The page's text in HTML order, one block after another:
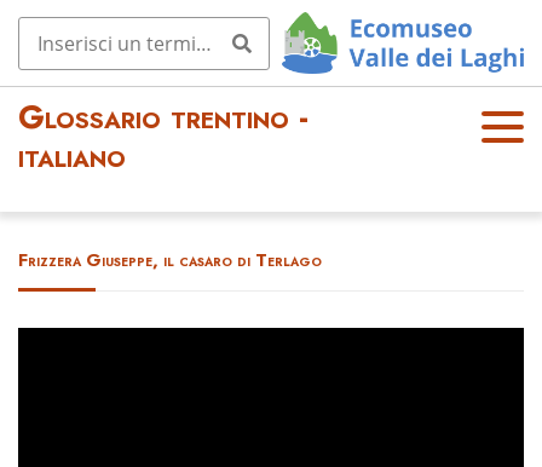
Glossario trentino -
italiano
OPE
Frizzera Giuseppe, il casaro di Terlago